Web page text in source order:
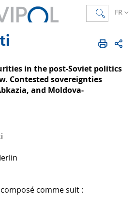
FR
in the post-Soviet politics
Contested sovereignties
and Moldova-
comme suit :